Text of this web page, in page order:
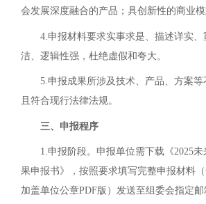
会发展深度融合的产品；具创新性的商业模
4.申报材料要求实事求是、描述详实、
洁、逻辑性强，杜绝虚假和夸大。
5.申报成果所涉及技术、产品、方案等
且符合现行法律法规。
三、申报程序
1.申报阶段。申报单位需下载《2025未
果申报书》，按照要求填写完整申报材料
加盖单位公章PDF版）发送至组委会指定邮